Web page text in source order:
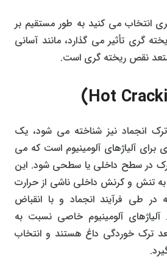
انتخاب می کنید به طور مستقیم بر
گری تأثیر می گذارد، مانند آسانی
مستعد نقص ریخته گری است.
انجماد نیز شناخته می شود، یک
آلیاژهای آلومینیوم است که می
ترک در سطح داخلی یا سطحی شود. این
تنش و کرنش داخلی ناشی از حرارت
طی فرآیند انجماد و با انقباض
آلومینیوم خاصی نسبت به
ترک خوردگی داغ هستند و انتخاب